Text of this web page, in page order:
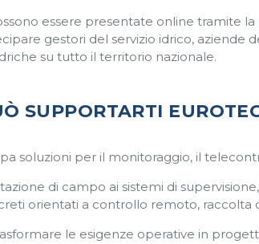
essere presentate online tramite
gestori del servizio idrico,
su tutto il territorio nazionale.
SUPPORTARTI
soluzioni per il monitoraggio, il
di campo ai sistemi di
orientati a controllo remoto, raccolta
le esigenze operative in